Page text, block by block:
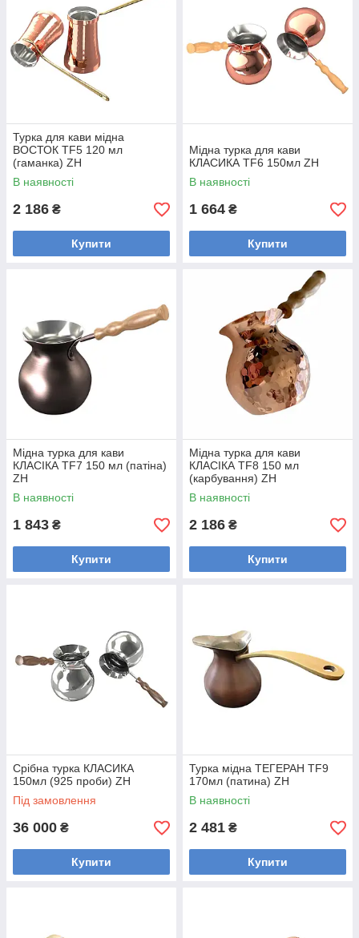
Турка для кави мідна
ВОСТОК TF5 120 мл
(гаманка) ZH
В наявності
2 186 ₴
Купити
Мідна турка для кави
КЛАСИКА TF6 150мл ZH
В наявності
1 664 ₴
Купити
Мідна турка для кави
КЛАСІКА TF7 150 мл (патіна)
ZH
В наявності
1 843 ₴
Купити
Мідна турка для кави
КЛАСІКА TF8 150 мл
(карбування) ZH
В наявності
2 186 ₴
Купити
Срібна турка КЛАСИКА
150мл (925 проби) ZH
Під замовлення
36 000 ₴
Купити
Турка мідна ТЕГЕРАН TF9
170мл (патина) ZH
В наявності
2 481 ₴
Купити